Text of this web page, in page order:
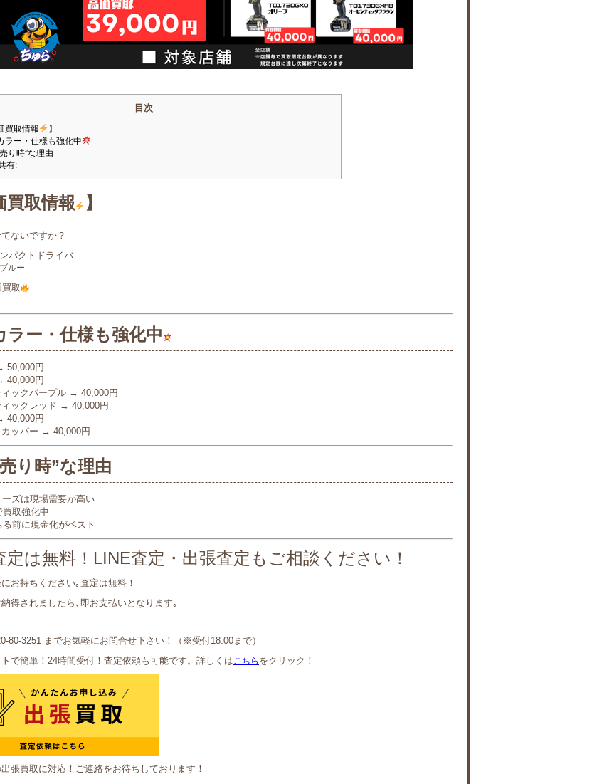
目次
買取情報
】
ラー・仕様も強化中
り時”な理由
有:
買取情報 】
ないですか？
パクトドライバ
ルー
取
ラー・仕様も強化中
50,000円
40,000円
ィックパープル → 40,000円
ィックレッド → 40,000円
40,000円
カッパー → 40,000円
り時”な理由
ズは現場需要が高い
取強化中
前に現金化がベスト
定は無料！LINE査定・出張査定もご相談ください！
お持ちください｡査定は無料！
得されましたら､即お支払いとなります｡
80-3251 までお気軽にお問合せ下さい！（※受付18:00まで）
で簡単！24時間受付！査定依頼も可能です。詳しくはこちら をクリック！
張買取に対応！ご連絡をお待ちしております！